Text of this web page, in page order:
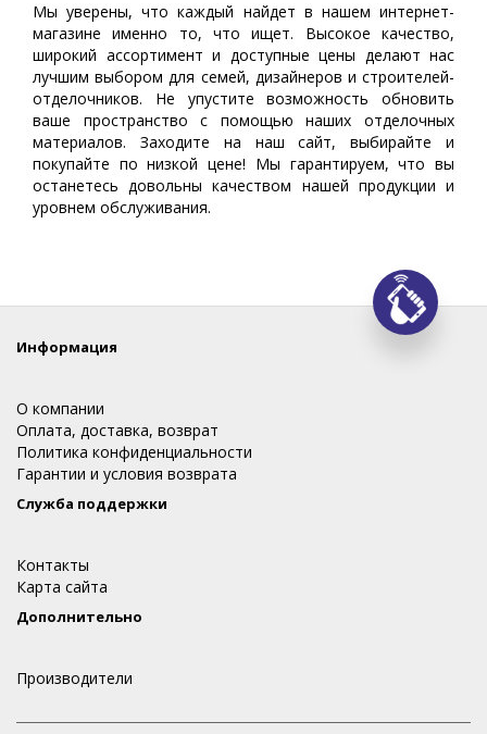
Мы уверены, что каждый найдет в нашем интернет-
магазине именно то, что ищет. Высокое качество,
широкий ассортимент и доступные цены делают нас
лучшим выбором для семей, дизайнеров и строителей-
отделочников. Не упустите возможность обновить
ваше пространство с помощью наших отделочных
материалов. Заходите на наш сайт, выбирайте и
покупайте по низкой цене! Мы гарантируем, что вы
останетесь довольны качеством нашей продукции и
уровнем обслуживания.
Информация
О компании
Оплата, доставка, возврат
Политика конфиденциальности
Гарантии и условия возврата
Служба поддержки
Контакты
Карта сайта
Дополнительно
Производители